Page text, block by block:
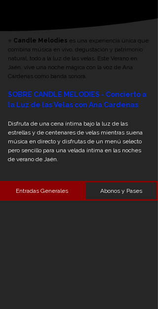
⭐ Candle Melodies es una experiencia única que
combina música en vivo, degustación y patrimonio
natural, todo a la luz de las velas. Este Verano en
Jaén, vive una noche mágica con la voz de Ana
Cardenas como banda sonora.
SOBRE CANDLE MELODIES - Concierto a
la Luz de las Velas con Ana Cardenas
Disfruta de una cena íntima bajo la luz de las
estrellas y de centenares de velas mientras suena
música en directo y disfrutas de un menú selecto
pero sencillo para una velada íntima en las noches
de verano de Jaén.
Entradas Generales Abonos y Pases